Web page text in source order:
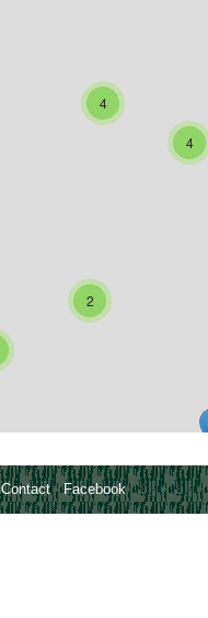
4
2
4
Contact-Facebook